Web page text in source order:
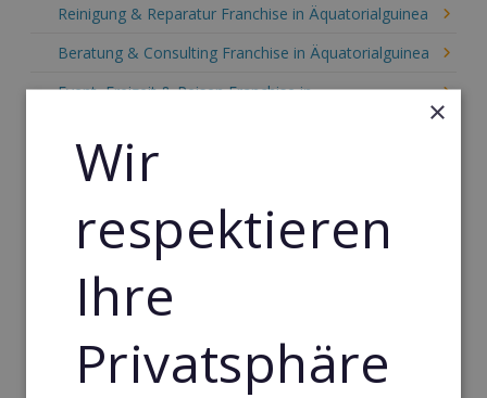
Reinigung & Reparatur Franchise in Äquatorialguinea
Beratung & Consulting Franchise in Äquatorialguinea
Event, Freizeit & Reisen Franchise in
Einzelhandel Franchise in Äquatorialguinea
Äquatorialguinea
Handwerk Franchise in Äquatorialguinea
Dienstleistungsfranchise in Äquatorialguinea
Gastronomie & Bringdienst Franchise in
×
Wir
respektieren
Ihre
Privatsphäre